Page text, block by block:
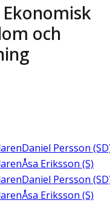
och
Daniel Persson
Åsa Eriksson (S)
Daniel Persson
Åsa Eriksson (S)